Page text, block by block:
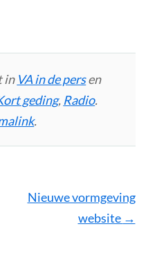
in VA in de persen
geding, Radio.
.
Nieuwe vormgeving
website →